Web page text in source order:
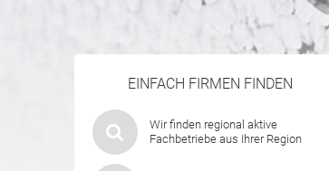
EINFACH FIRMEN FINDEN
Wir finden regional aktive
Fachbetriebe aus Ihrer Region